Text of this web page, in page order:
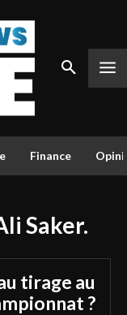
Finance
Saker.
tirage au
?